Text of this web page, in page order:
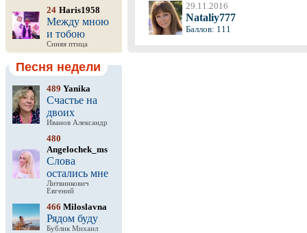
24 Haris1958
Между мною
и тобою
Синяя птица
Песня недели
489 Yanika
Счастье на
двоих
Иванов Александр
480
Angelochek_ms
Слова
остались мне
Литвинкович
Евгений
466 Miloslavna
Рядом буду
Бублик Михаил
29.11.2016
Nataliy777
Баллов: 111